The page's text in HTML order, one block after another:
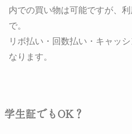
内での買い物は可能ですが、
で。
リボ払い・回数払い・キャッ
なります。
学生証でもOK？